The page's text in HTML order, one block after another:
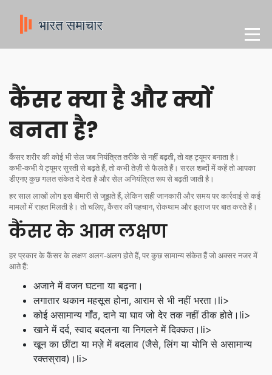
कैंसर क्या है और क्यों
बनता है?
कैंसर शरीर की कोई भी सेल जब नियंत्रित तरीके से नहीं बढ़ती, तो वह ट्यूमर बनाता है।
कभी‑कभी ये ट्यूमर सुस्ती से बढ़ते हैं, तो कभी तेज़ी से फैलते हैं। सरल शब्दों में कहें तो आपका
डीएनए कुछ गलत संकेत दे देता है और सेल अनियंत्रित रूप से बढ़ती जाती है।
हर साल लाखों लोग इस बीमारी से जूझते हैं, लेकिन सही जानकारी और समय पर कार्रवाई से कई
मामलों में राहत मिलती है। तो चलिए, कैंसर की पहचान, रोकथाम और इलाज पर बात करते हैं।
कैंसर के आम लक्षण
हर प्रकार के कैंसर के लक्षण अलग‑अलग होते हैं, पर कुछ सामान्य संकेत हैं जो अक्सर नजर में
आते हैं:
अजाने में वजन घटना या बढ़ना।
लगातार थकान महसूस होना, आराम से भी नहीं भरता।li>
कोई असामान्य गाँठ, दाने या घाव जो देर तक नहीं ठीक होते।li>
खाने में दर्द, स्वाद बदलना या निगलने में दिक्कत।li>
खून का छींटा या मज़े में बदलाव (जैसे, लिंग या योनि से असामान्य
रक्तस्राव)।li>